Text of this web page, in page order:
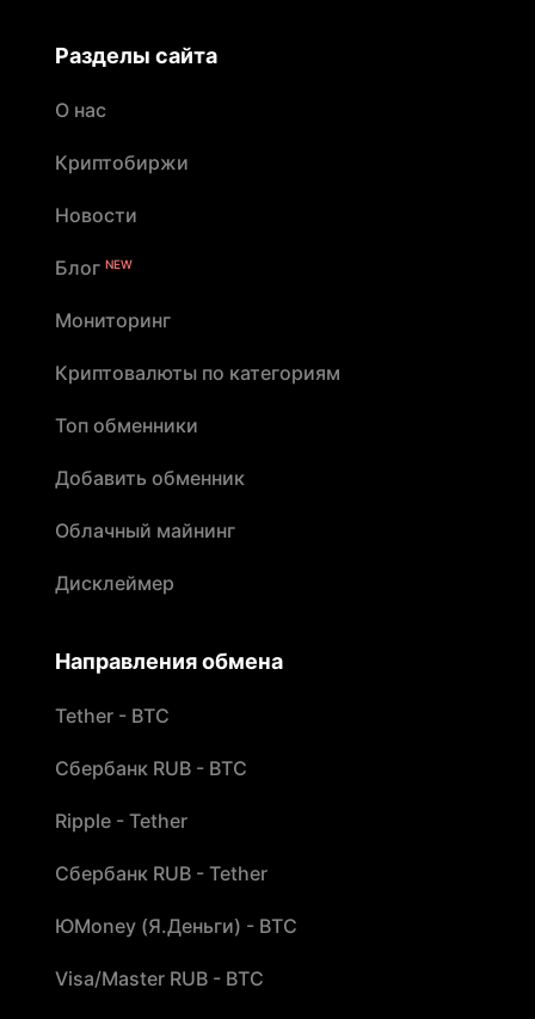
Разделы сайта
О нас
Криптобиржи
Новости
Блог NEW
Мониторинг
Криптовалюты по категориям
Топ обменники
Добавить обменник
Облачный майнинг
Дисклеймер
Направления обмена
Tether - BTC
Сбербанк RUB - BTC
Ripple - Tether
Сбербанк RUB - Tether
ЮMoney (Я.Деньги) - BTC
Visa/Master RUB - BTC